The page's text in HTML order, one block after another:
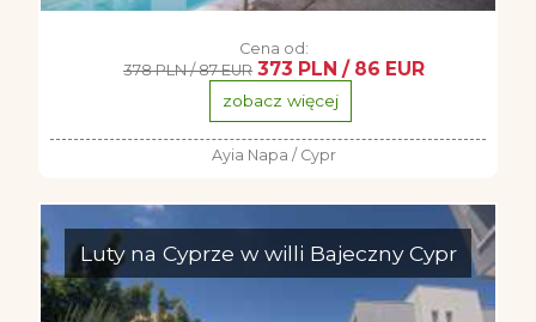
Cena od:
378 PLN / 87 EUR 373 PLN / 86 EUR
zobacz więcej
Ayia Napa / Cypr
Luty na Cyprze w willi Bajeczny Cypr